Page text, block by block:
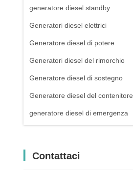
generatore diesel standby
Generatori diesel elettrici
Generatore diesel di potere
Generatori diesel del rimorchio
Generatore diesel di sostegno
Generatore diesel del contenitore
generatore diesel di emergenza
Contattaci